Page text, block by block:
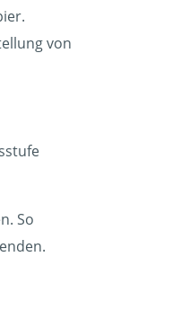
von
So